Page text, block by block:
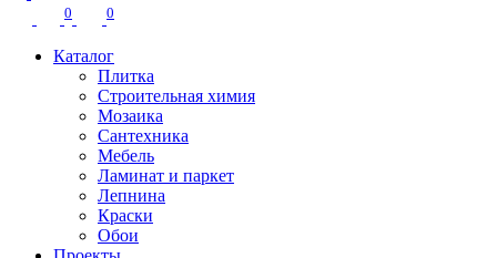
0 0
Каталог
Плитка
Строительная химия
Мозаика
Сантехника
Мебель
Ламинат и паркет
Лепнина
Краски
Обои